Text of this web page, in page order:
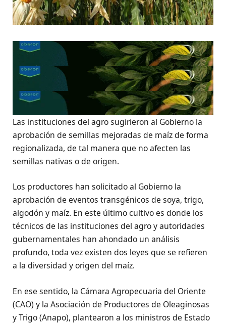
Las instituciones del agro sugirieron al Gobierno la
aprobación de semillas mejoradas de maíz de forma
regionalizada, de tal manera que no afecten las
semillas nativas o de origen.
Los productores han solicitado al Gobierno la
aprobación de eventos transgénicos de soya, trigo,
algodón y maíz. En este último cultivo es donde los
técnicos de las instituciones del agro y autoridades
gubernamentales han ahondado un análisis
profundo, toda vez existen dos leyes que se refieren
a la diversidad y origen del maíz.
En ese sentido, la Cámara Agropecuaria del Oriente
(CAO) y la Asociación de Productores de Oleaginosas
y Trigo (Anapo), plantearon a los ministros de Estado